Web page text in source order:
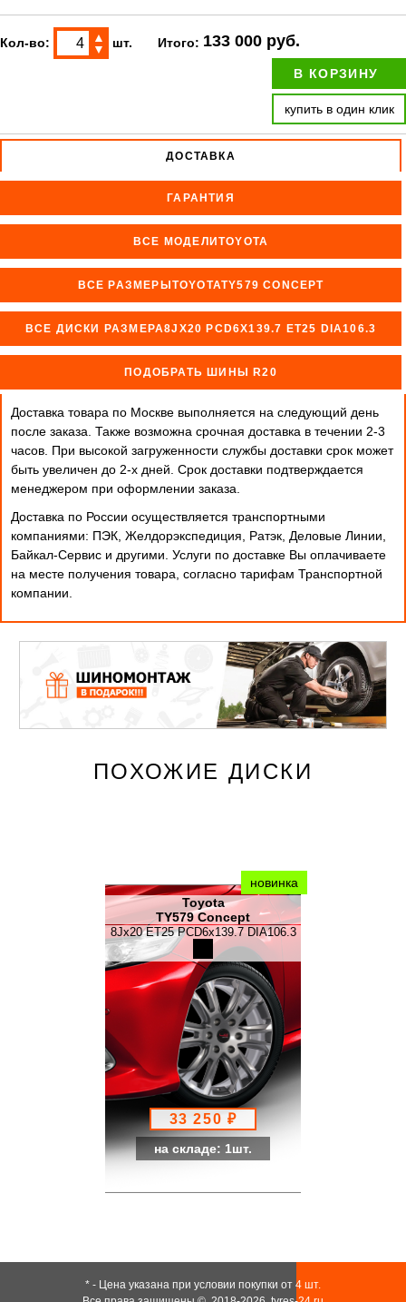
Кол-во:
▲
▼
шт. Итого: 133 000 руб.
В КОРЗИНУ
купить в один клик
ДОСТАВКА
ГАРАНТИЯ
ВСЕ МОДЕЛИTOYOTA
ВСЕ РАЗМЕРЫTOYOTATY579 CONCEPT
ВСЕ ДИСКИ РАЗМЕРА8JX20 PCD6X139.7 ET25 DIA106.3
ПОДОБРАТЬ ШИНЫ R20
Доставка товара по Москве выполняется на следующий день
после заказа. Также возможна срочная доставка в течении 2-3
часов. При высокой загруженности службы доставки срок может
быть увеличен до 2-х дней. Cрок доставки подтверждается
менеджером при оформлении заказа.
Доставка по России осуществляется транспортными
компаниями: ПЭК, Желдорэкспедиция, Ратэк, Деловые Линии,
Байкал-Сервис и другими. Услуги по доставке Вы оплачиваете
на месте получения товара, согласно тарифам Транспортной
компании.
ПОХОЖИЕ ДИСКИ
новинка
Toyota
TY579 Concept
8Jx20 ET25 PCD6x139.7 DIA106.3
33 250 ₽
на складе: 1шт.
* - Цена указана при условии покупки от 4 шт.